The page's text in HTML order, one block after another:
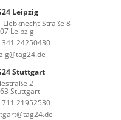
Leipzig
Liebknecht-Straße 8
Leipzig
341 24250430
Stuttgart
2
Stuttgart
711 21952530